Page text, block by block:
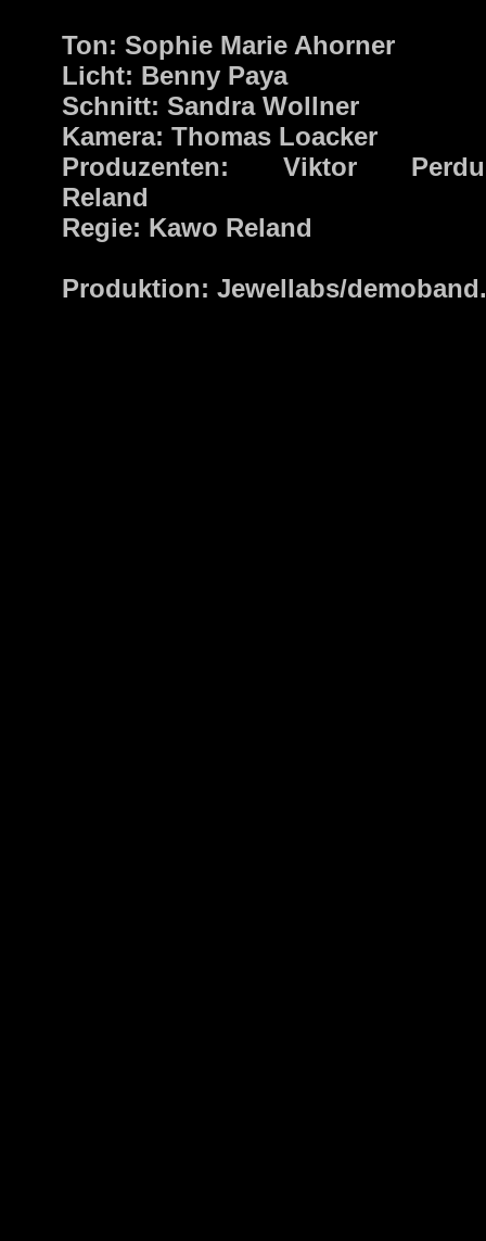
Ton: Sophie Marie Ahorner
Licht: Benny Paya
Schnitt: Sandra Wollner
Kamera: Thomas Loacker
Produzenten: Viktor
Reland
Regie: Kawo Reland
Produktion: Jewellabs/